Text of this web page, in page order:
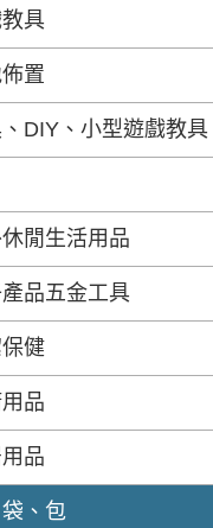
具
置
DIY、小型遊戲教具
閒生活用品
品五金工具
健
品
品
、包